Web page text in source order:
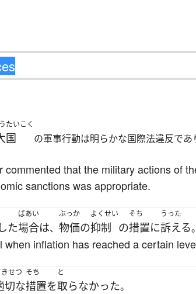
たいこく
国 の軍事行動は明らかな国際法違反であ
that the military actions of
sanctions was appropriate.
た
ばあい
場合は、
ぶっか
物価の
よくせい
抑制 の
そち
措置に
うった
訴える。
inflation has reached a certain
せつ
切な
そち
措置を
と
取らなかった。